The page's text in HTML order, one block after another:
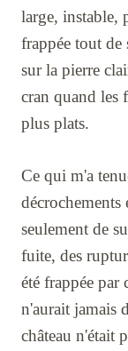
large, instable,
frappée tout de
sur la pierre
cran quand les
plus plats.
Ce qui m'a
décrochements
seulement de
fuite, des
été frappée par
n'aurait jamais
château n'était